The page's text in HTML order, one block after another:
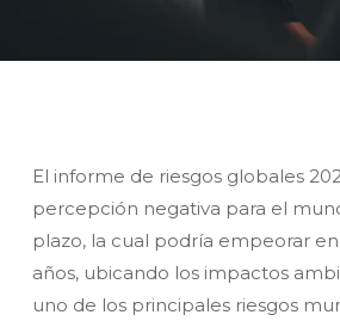
El informe de riesgos globales
percepción negativa para el
plazo, la cual podría empeorar
años, ubicando los impactos
uno de los principales riesgos